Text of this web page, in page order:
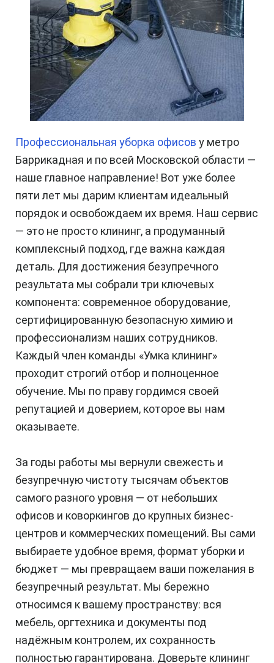
Профессиональная уборка офисов у метро
Баррикадная и по всей Московской области —
наше главное направление! Вот уже более
пяти лет мы дарим клиентам идеальный
порядок и освобождаем их время. Наш сервис
— это не просто клининг, а продуманный
комплексный подход, где важна каждая
деталь. Для достижения безупречного
результата мы собрали три ключевых
компонента: современное оборудование,
сертифицированную безопасную химию и
профессионализм наших сотрудников.
Каждый член команды «Умка клининг»
проходит строгий отбор и полноценное
обучение. Мы по праву гордимся своей
репутацией и доверием, которое вы нам
оказываете.
За годы работы мы вернули свежесть и
безупречную чистоту тысячам объектов
самого разного уровня — от небольших
офисов и коворкингов до крупных бизнес-
центров и коммерческих помещений. Вы сами
выбираете удобное время, формат уборки и
бюджет — мы превращаем ваши пожелания в
безупречный результат. Мы бережно
относимся к вашему пространству: вся
мебель, оргтехника и документы под
надёжным контролем, их сохранность
полностью гарантирована. Доверьте клининг